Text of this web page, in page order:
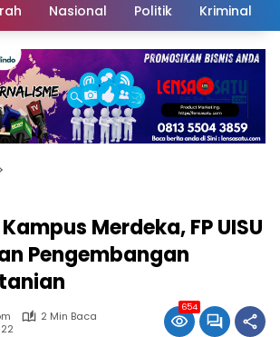
Nasional Politik Kriminal
Merdeka, FP UISU
Pengembangan
2 Min Baca
654